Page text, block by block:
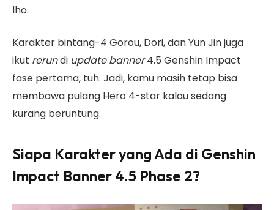
lho.
Karakter bintang-4 Gorou, Dori, dan Yun Jin juga
ikut rerundi update banner4.5 Genshin Impact
fase pertama, tuh. Jadi, kamu masih tetap bisa
membawa pulang Hero 4-star kalau sedang
kurang beruntung.
Siapa Karakter yang Ada di Genshin
Impact Banner 4.5 Phase 2?